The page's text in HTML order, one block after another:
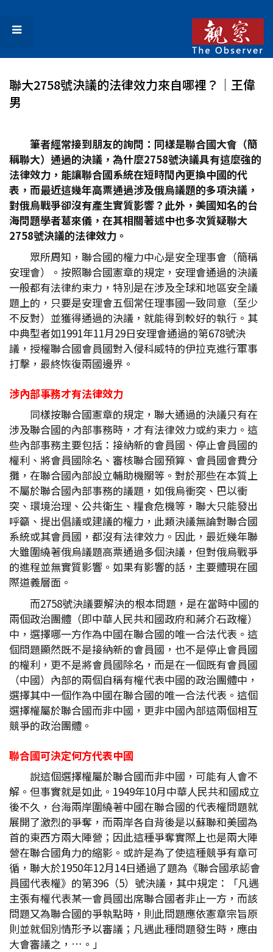
聯大2758號決議的法律效力來自哪裡？│王偉
男
筆者經常接到朋友的詢問：同樣是聯合國大會（簡
稱聯大）通過的決議，為什麼2758號決議具有這麼強的
法律效力，能讓聯合國系統在短時間內更換中國的代
表，而最近這幾年高票通過涉及俄烏議題的多項決議，
對俄烏戰爭卻沒有產生實質影響？此外，美國知名的台
海問題學者葛來儀，在其相關著述中也多次質疑聯大
2758號決議的法律效力。
眾所周知，聯合國的權力中心是安全理事會（簡稱
安理會）。按照聯合國憲章的規定，安理會通過的決議
一般都有法律約束力，特別是在涉及全球和地區安全議
題上的，只要是安理會五個常任理事國一致同意（至少
不反對）並獲得通過的決議，就能得到較好的執行。其
中典型者如1991年11月29日安理會通過的第678號決
議，授權聯合國會員國對入侵科威特的伊拉克進行軍事
打擊，最終恢復兩國邊界。
涉內部事務才有法律效力
同樣按聯合國憲章的規定，聯大通過的決議只有在
涉及聯合國的內部事務時，才有法律效力或約束力。這
些內部事務主要包括：接納新的會員國、停止會員國的
權利、將會員國除名、審核聯合國預算、會員國會費分
攤，在聯合國內部設立輔助機關等。對於那些在本質上
不屬於聯合國內部事務的議題，如俄烏衝突、巴以衝
突、環境治理、公共衛生、糧食危機等，聯大只能發出
呼籲、提出倡議或建議的權力，此類決議無論對聯合國
系統或其會員國，都沒有法律效力。因此，最近幾年聯
大雖圍繞著俄烏議題高票通過多個決議，但對俄烏戰爭
的進程並無實質影響。如果有影響的話，主要體現在國
際道義層面。
而2758號決議要解決的根本問題，是在當時中國的
兩個政治團體（即中華人民共和國政府和蔣介石政權）
中，選擇哪一方作為中國在聯合國的唯一合法代表。這
個問題顯然既不是接納新的會員國，也不是停止會員國
的權利，更不是將會員國除名，而是在一個既有會員國
（中國）內部的兩個自稱有權代表中國的政治團體中，
選擇其中一個作為中國在聯合國的唯一合法代表。這個
選擇權屬於聯合國而非中國，更非中國內部這兩個相互
競爭的政治團體。
聯合國可決定何方代表中國
說這個選擇權屬於聯合國而非中國，可能有人會不
解。但事實就是如此。1949年10月中華人民共和國成立
後不久，台海兩岸圍繞著中國在聯合國的代表權問題就
展開了激烈的爭奪，而兩岸各自背後是以蘇聯和美國為
首的東西方兩大陣營；因此這種爭奪實際上也是兩大陣
營在聯合國角力的縮影。或許是為了使這種競爭有章可
循，聯大於1950年12月14日通過了題為《聯合國承認會
員國代表權》的第396（5）號決議，其中規定：「凡遇
主張有權代表某一會員國出席聯合國者非止一方，而該
問題又為聯合國的爭執點時，則此問題應依憲章宗旨原
則並就個別情形予以審議；凡遇此種問題發生時，應由
大會審議之，…。」